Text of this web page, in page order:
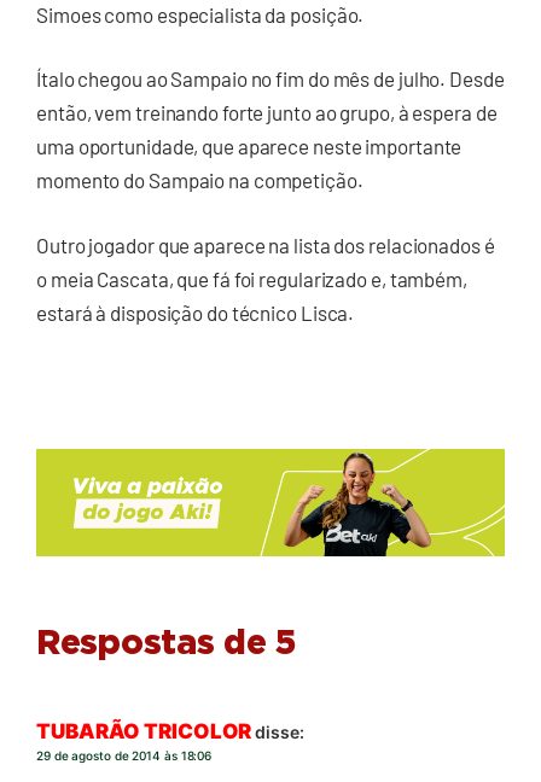
Simoes como especialista da posição.
Ítalo chegou ao Sampaio no fim do mês de julho. Desde
então, vem treinando forte junto ao grupo, à espera de
uma oportunidade, que aparece neste importante
momento do Sampaio na competição.
Outro jogador que aparece na lista dos relacionados é
o meia Cascata, que fá foi regularizado e, também,
estará à disposição do técnico Lisca.
Respostas de 5
TUBARÃO TRICOLORdisse:
29 de agosto de 2014 às 18:06